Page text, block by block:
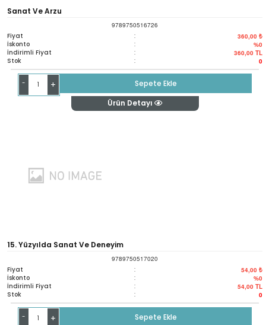
Sanat Ve Arzu
9789750516726
Fiyat : 360,00 ₺
İskonto : %0
İndirimli Fiyat : 360,00 TL
Stok : 0
- +
Sepete Ekle
Ürün Detayı
15. Yüzyılda Sanat Ve Deneyim
9789750517020
Fiyat : 54,00 ₺
İskonto : %0
İndirimli Fiyat : 54,00 TL
Stok : 0
- +
Sepete Ekle